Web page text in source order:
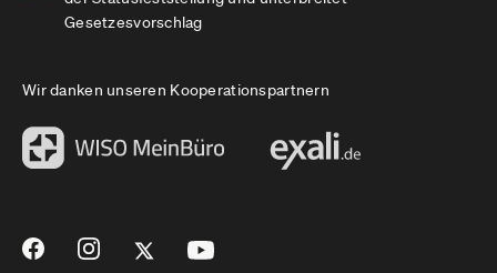
Gesetzesvorschlag
Wir danken unseren Kooperationspartnern